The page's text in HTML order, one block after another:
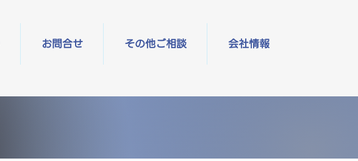
お問合せ その他ご相談 会社情報